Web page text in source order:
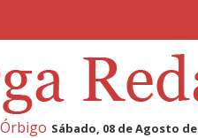
Sábado, 08 de Agosto de